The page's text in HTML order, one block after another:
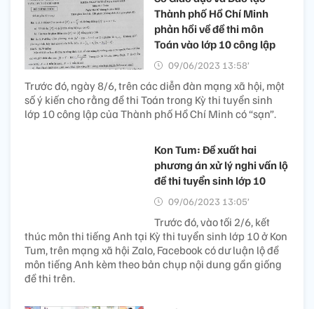
Thành phố Hồ Chí Minh
phản hồi về đề thi môn
Toán vào lớp 10 công lập
09/06/2023 13:58’
Trước đó, ngày 8/6, trên các diễn đàn mạng xã hội, một
số ý kiến cho rằng đề thi Toán trong Kỳ thi tuyển sinh
lớp 10 công lập của Thành phố Hồ Chí Minh có “sạn”.
Kon Tum: Đề xuất hai
phương án xử lý nghi vấn lộ
đề thi tuyển sinh lớp 10
09/06/2023 13:05’
Trước đó, vào tối 2/6, kết
thúc môn thi tiếng Anh tại Kỳ thi tuyển sinh lớp 10 ở Kon
Tum, trên mạng xã hội Zalo, Facebook có dư luận lộ đề
môn tiếng Anh kèm theo bản chụp nội dung gần giống
đề thi trên.